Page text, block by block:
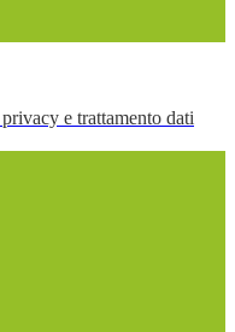
e trattamento dati